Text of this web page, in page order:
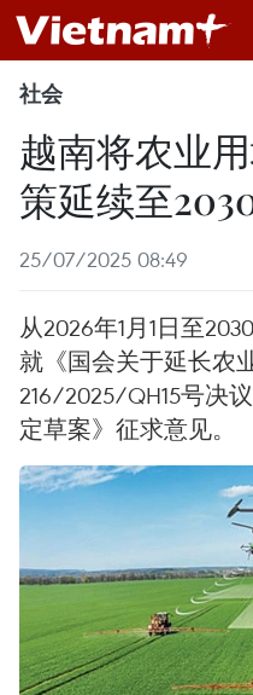
社会
越南将农业
策延续至
25/07/2025 08:49
从2026年1月1日至
就《国会关于延长农
216/2025/QH15号决
定草案》征求意见。